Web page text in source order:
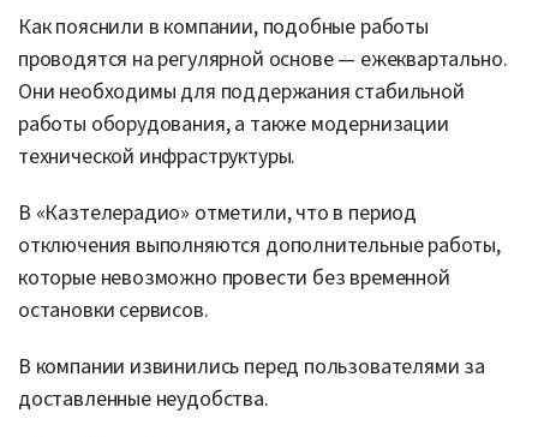
Как пояснили в компании, подобные работы
проводятся на регулярной основе — ежеквартально.
Они необходимы для поддержания стабильной
работы оборудования, а также модернизации
технической инфраструктуры.
В «Казтелерадио» отметили, что в период
отключения выполняются дополнительные работы,
которые невозможно провести без временной
остановки сервисов.
В компании извинились перед пользователями за
доставленные неудобства.